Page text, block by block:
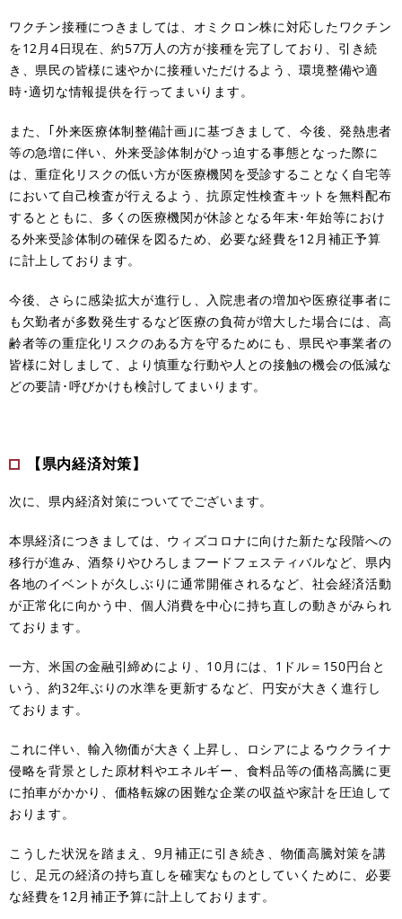
ワクチン接種につきましては、オミクロン株に対応したワクチン
を12月4日現在、約57万人の方が接種を完了しており、引き続
き、県民の皆様に速やかに接種いただけるよう、環境整備や適
時･適切な情報提供を行ってまいります。
また、｢外来医療体制整備計画｣に基づきまして、今後、発熱患者
等の急増に伴い、外来受診体制がひっ迫する事態となった際に
は、重症化リスクの低い方が医療機関を受診することなく自宅等
において自己検査が行えるよう、抗原定性検査キットを無料配布
するとともに、多くの医療機関が休診となる年末･年始等におけ
る外来受診体制の確保を図るため、必要な経費を12月補正予算
に計上しております。
今後、さらに感染拡大が進行し、入院患者の増加や医療従事者に
も欠勤者が多数発生するなど医療の負荷が増大した場合には、高
齢者等の重症化リスクのある方を守るためにも、県民や事業者の
皆様に対しまして、より慎重な行動や人との接触の機会の低減な
どの要請･呼びかけも検討してまいります。
【県内経済対策】
次に、県内経済対策についてでございます。
本県経済につきましては、ウィズコロナに向けた新たな段階への
移行が進み、酒祭りやひろしまフードフェスティバルなど、県内
各地のイベントが久しぶりに通常開催されるなど、社会経済活動
が正常化に向かう中、個人消費を中心に持ち直しの動きがみられ
ております。
一方、米国の金融引締めにより、10月には、1ドル＝150円台と
いう、約32年ぶりの水準を更新するなど、円安が大きく進行し
ております。
これに伴い、輸入物価が大きく上昇し、ロシアによるウクライナ
侵略を背景とした原材料やエネルギー、食料品等の価格高騰に更
に拍車がかかり、価格転嫁の困難な企業の収益や家計を圧迫して
おります。
こうした状況を踏まえ、9月補正に引き続き、物価高騰対策を講
じ、足元の経済の持ち直しを確実なものとしていくために、必要
な経費を12月補正予算に計上しております。